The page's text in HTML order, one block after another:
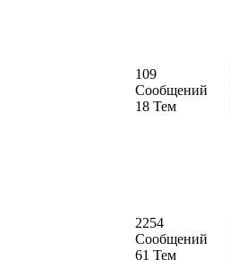
109
Сообщений
18 Тем
2254
Сообщений
61 Тем